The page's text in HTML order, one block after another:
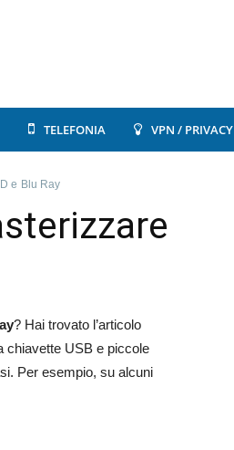
TELEFONIA VPN / PRIVACY
e Blu Ray
? Hai trovato l’articolo
chiavette USB e piccole
Per esempio, su alcuni